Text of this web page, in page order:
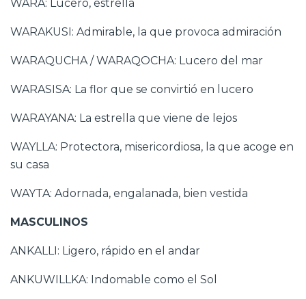
WARA: Lucero, estrella
WARAKUSI: Admirable, la que provoca admiración
WARAQUCHA / WARAQOCHA: Lucero del mar
WARASISA: La flor que se convirtió en lucero
WARAYANA: La estrella que viene de lejos
WAYLLA: Protectora, misericordiosa, la que acoge en
su casa
WAYTA: Adornada, engalanada, bien vestida
MASCULINOS
ANKALLI: Ligero, rápido en el andar
ANKUWILLKA: Indomable como el Sol